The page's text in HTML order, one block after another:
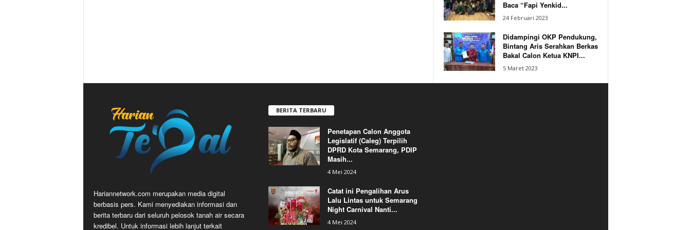
Baca “Fapi Yenkid...
24 Februari 2023
Didampingi OKP Pendukung,
Bintang Aris Serahkan Berkas
Bakal Calon Ketua KNPI...
5 Maret 2023
Hariannetwork.com merupakan media digital
berbasis pers. Kami menyediakan informasi dan
berita terbaru dari seluruh pelosok tanah air secara
kredibel. Untuk informasi lebih lanjut terkait
BERITA TERBARU
Penetapan Calon Anggota
Legislatif (Caleg) Terpilih
DPRD Kota Semarang, PDIP
Masih...
4 Mei 2024
Catat ini Pengalihan Arus
Lalu Lintas untuk Semarang
Night Carnival Nanti...
4 Mei 2024